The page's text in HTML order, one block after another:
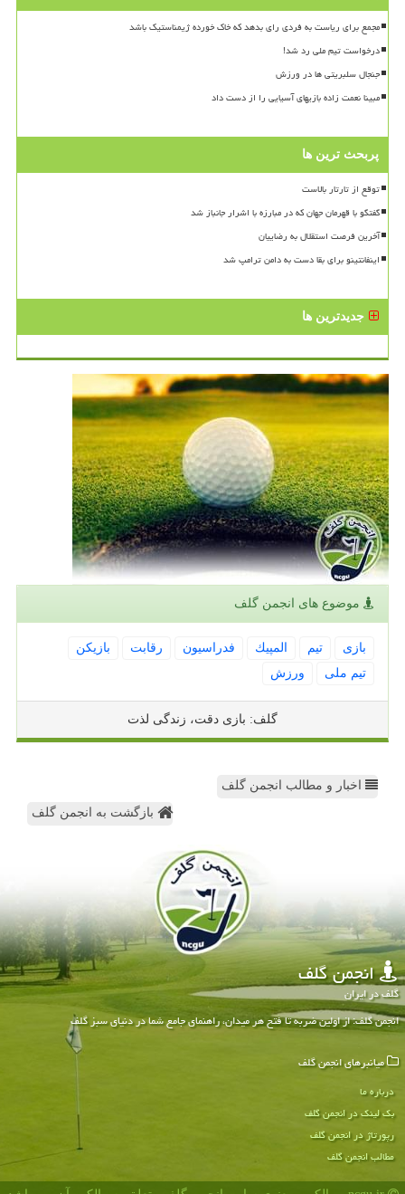
مجمع برای ریاست به فردی رای بدهد که خاک خورده ژیمناستیک باشد
درخواست تیم ملی رد شد!
جنجال سلبریتی ها در ورزش
مبینا نعمت زاده بازیهای آسیایی را از دست داد
پربحث ترین ها
توقع از تارتار بالاست
گفتگو با قهرمان جهان که در مبارزه با اشرار جانباز شد
آخرین فرصت استقلال به رضاییان
اینفانتینو برای بقا دست به دامن ترامپ شد
جدیدترین ها
موضوع های انجمن گلف
بازی تیم المپیك فدراسیون رقابت
بازیكن
تیم ملی
ورزش
گلف: بازی دقت، زندگی لذت
اخبار و مطالب انجمن گلف
بازگشت به انجمن گلف
انجمن گلف
گلف در ایران
انجمن گلف: از اولین ضربه تا فتح هر میدان، راهنمای جامع شما در دنیای سبز گلف
میانبرهای انجمن گلف
درباره ما
بک لینک در انجمن گلف
رپورتاژ در انجمن گلف
مطالب انجمن گلف